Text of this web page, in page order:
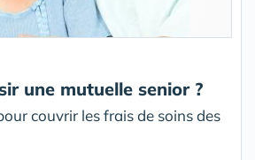
une mutuelle senior ?
couvrir les frais de soins des